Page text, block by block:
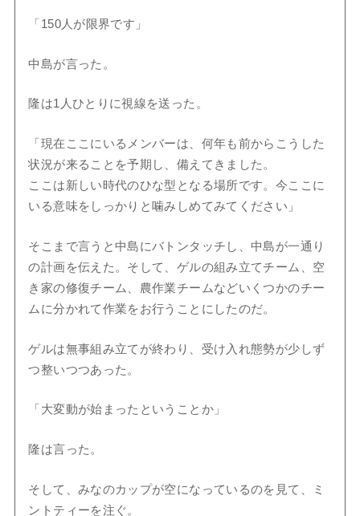
「150人が限界です」
中島が言った。
隆は1人ひとりに視線を送った。
「現在ここにいるメンバーは、何年も前からこうした
状況が来ることを予期し、備えてきました。
ここは新しい時代のひな型となる場所です。今ここに
いる意味をしっかりと噛みしめてみてください」
そこまで言うと中島にバトンタッチし、中島が一通り
の計画を伝えた。そして、ゲルの組み立てチーム、空
き家の修復チーム、農作業チームなどいくつかのチー
ムに分かれて作業をお行うことにしたのだ。
ゲルは無事組み立てが終わり、受け入れ態勢が少しず
つ整いつつあった。
「大変動が始まったということか」
隆は言った。
そして、みなのカップが空になっているのを見て、ミ
ントティーを注ぐ。